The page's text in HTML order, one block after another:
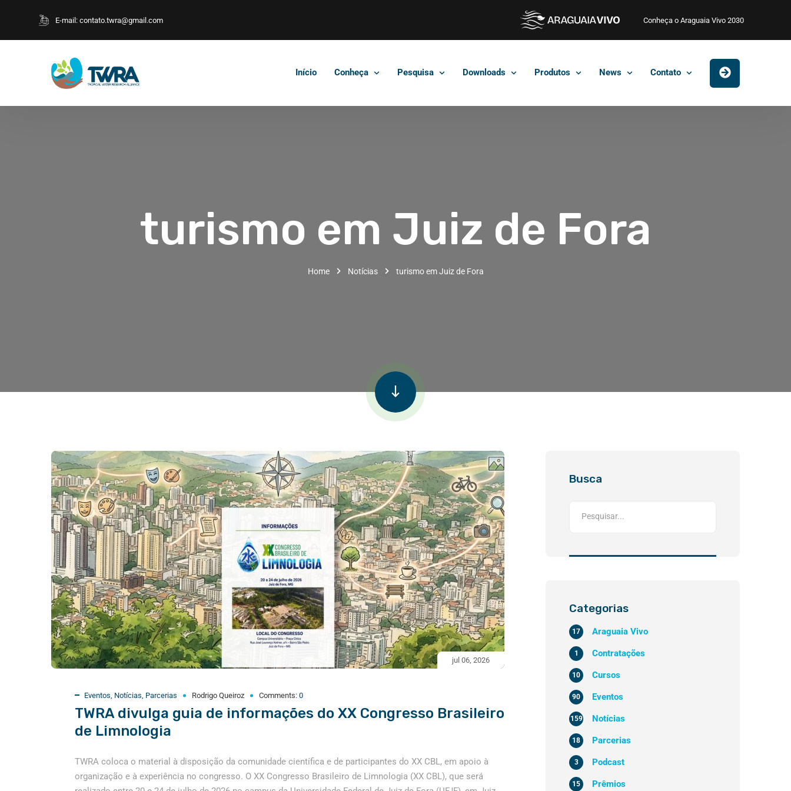
E-mail: contato.twra@gmail.com Conheça o Araguaia Vivo 2030
Início Conheça Pesquisa Downloads Produtos News Contato
turismo em Juiz de Fora
Home Notícias turismo em Juiz de Fora
jul 06, 2026
Eventos, Notícias, Parcerias Rodrigo Queiroz Comments: 0
TWRA divulga guia de informações do XX Congresso Brasileiro
de Limnologia
TWRA coloca o material à disposição da comunidade científica e de participantes do XX CBL, em apoio à
organização e à experiência no congresso. O XX Congresso Brasileiro de Limnologia (XX CBL), que será
Busca
Categorias
Araguaia Vivo
17
Contratações
1
Cursos
10
Eventos
90
Notícias
159
Parcerias
18
Podcast
3
Prêmios
15